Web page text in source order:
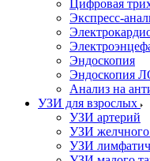
Цифровая
Экспресс-
Эндоскопия
Эндоскопия
Анализ на
УЗИ для взрослых
УЗИ артерий
УЗИ
УЗИ